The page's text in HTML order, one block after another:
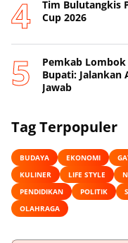
Tim Bulutangkis
Cup 2026
Pemkab
Bupati: Jalankan
Jawab
Tag Terpopuler
BUDAYA EKONOMI
KULINER
LIFE STYLE
PENDIDIKAN
POLITIK
OLAHRAGA